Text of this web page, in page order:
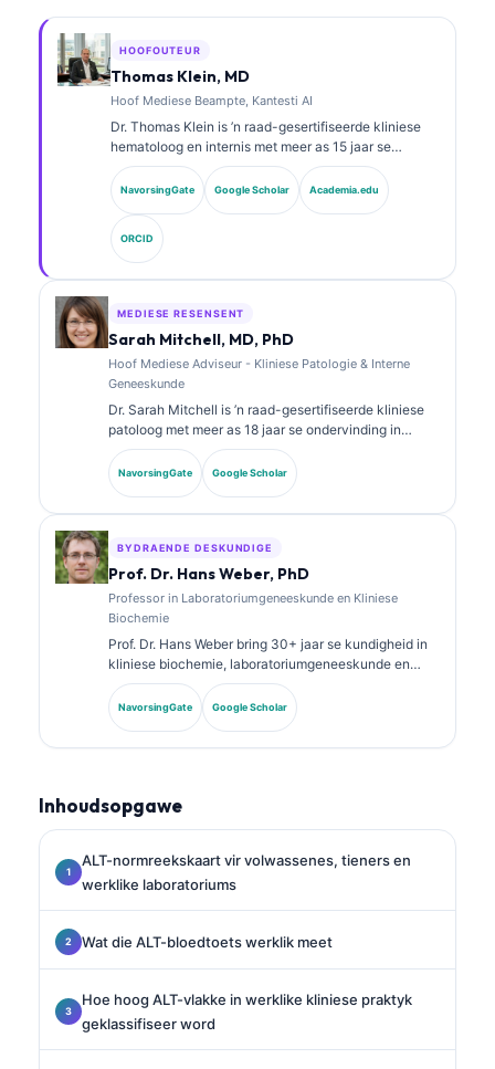
HOOFOUTEUR
Thomas Klein, MD
Hoof Mediese Beampte, Kantesti AI
Dr. Thomas Klein is ’n raad-gesertifiseerde kliniese
hematoloog en internis met meer as 15 jaar se
ondervinding in laboratoriumgeneeskunde en KI-
ondersteunde kliniese analise. As Hoof Mediese
Beampte by Kantesti AI verskaf hy kliniese toesig oor
die mediese akkuraatheid van die eie neurale
netwerk. Dr. Klein het uitgebreid gepubliseer oor
biomerkeraanpassing en laboratoriumdiagnostiek oor
laboratoriumgeneeskunde-onderwerpe.
NavorsingGate Google Scholar Academia.edu
ORCID
MEDIESE RESENSENT
Sarah Mitchell, MD, PhD
Hoof Mediese Adviseur - Kliniese Patologie & Interne
Geneeskunde
Dr. Sarah Mitchell is ’n raad-gesertifiseerde kliniese
patoloog met meer as 18 jaar se ondervinding in
laboratoriumgeneeskunde en diagnostiese analise.
Sy het spesialissertifisering in kliniese chemie en het
uitgebreid gepubliseer oor biomerkerpanele en
NavorsingGate Google Scholar
BYDRAENDE DESKUNDIGE
Prof. Dr. Hans Weber, PhD
Professor in Laboratoriumgeneeskunde en Kliniese
Biochemie
Prof. Dr. Hans Weber bring 30+ jaar se kundigheid in
kliniese biochemie, laboratoriumgeneeskunde en
biomarker-navorsing. Voormalige President van die
Duitse Vereniging vir Kliniese Chemie, spesialiseer hy
in diagnostiese paneelanalise, biomarker-
NavorsingGate Google Scholar
Inhoudsopgawe
ALT-normreekskaart vir volwassenes, tieners en
werklike laboratoriums
Wat die ALT-bloedtoets werklik meet
Hoe hoog ALT-vlakke in werklike kliniese praktyk
geklassifiseer word